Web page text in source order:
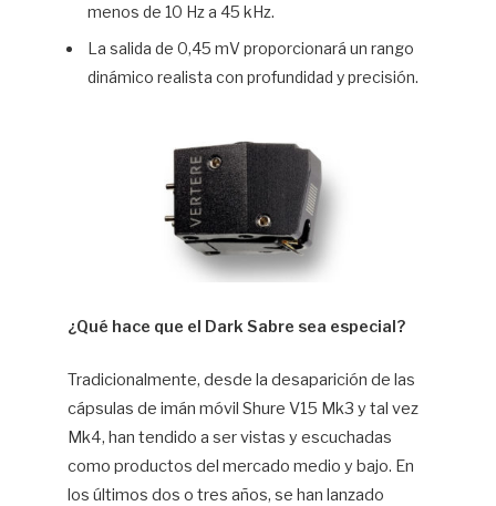
menos de 10 Hz a 45 kHz.
La salida de 0,45 mV proporcionará un rango
dinámico realista con profundidad y precisión.
¿Qué hace que el Dark Sabre sea especial?
Tradicionalmente, desde la desaparición de las
cápsulas de imán móvil Shure V15 Mk3 y tal vez
Mk4, han tendido a ser vistas y escuchadas
como productos del mercado medio y bajo. En
los últimos dos o tres años, se han lanzado